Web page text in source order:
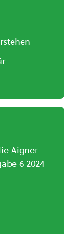
Aigner
6 2024